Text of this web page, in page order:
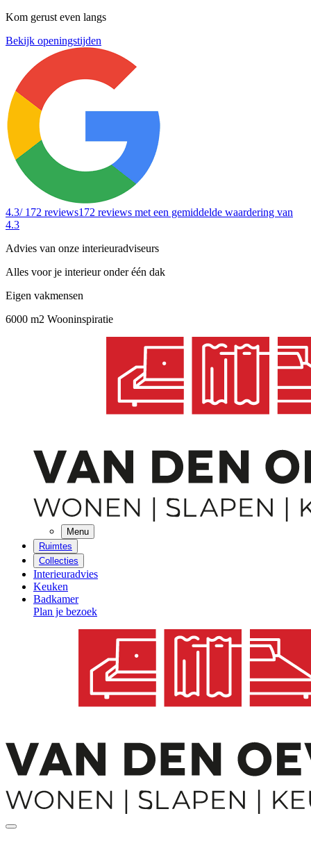
Kom gerust even langs
Bekijk openingstijden
4.3/ 172 reviews172 reviews met een gemiddelde waardering van
4.3
Advies van onze interieuradviseurs
Alles voor je interieur onder één dak
Eigen vakmensen
6000 m2 Wooninspiratie
Menu
Ruimtes
Collecties
Interieuradvies
Keuken
Badkamer
Plan je bezoek